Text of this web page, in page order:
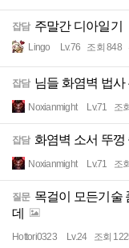
잡담 주말간 디아일기
Lingo Lv.76 조회 848
잡담 님들 화염벽 법
Noxianmight Lv.71 조
잡담 화염벽 소서 뚜
Noxianmight Lv.71 조
질문 목걸이 모든기술
데
Hottori0323 Lv.24 조회